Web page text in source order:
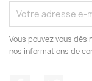
Vous pouvez vous
nos informations de